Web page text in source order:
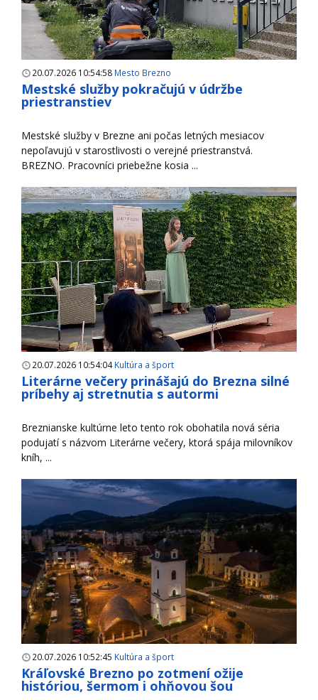
20.07.2026 10:54:58 Mesto Brezno
Mestské služby pokračujú v údržbe
priestranstiev
Mestské služby v Brezne ani počas letných mesiacov
nepoľavujú v starostlivosti o verejné priestranstvá.
BREZNO. Pracovníci priebežne kosia ...
20.07.2026 10:54:04Kultúra a šport
Literárne večery prinášajú do Brezna silné
príbehy aj stretnutia s autormi
Breznianske kultúrne leto tento rok obohatila nová séria
podujatí s názvom Literárne večery, ktorá spája milovníkov
kníh, ...
20.07.2026 10:52:45 Kultúra a šport
Kráľovské Brezno po zotmení ožije
históriou, šermom i ohňovou šou